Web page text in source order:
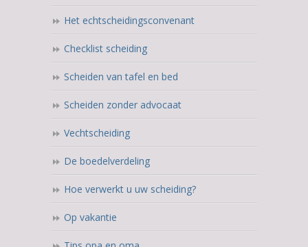
Het echtscheidingsconvenant
Checklist scheiding
Scheiden van tafel en bed
Scheiden zonder advocaat
Vechtscheiding
De boedelverdeling
Hoe verwerkt u uw scheiding?
Op vakantie